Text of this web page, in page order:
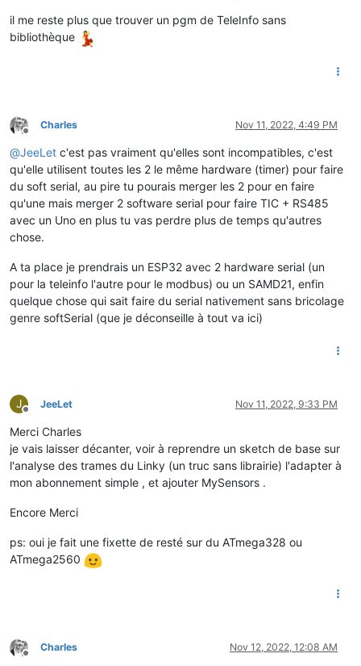
il me reste plus que trouver un pgm de TeleInfo sans
bibliothèque
Offline
Charles Nov 11, 2022, 4:49 PM
@JeeLet c'est pas vraiment qu'elles sont incompatibles, c'est
qu'elle utilisent toutes les 2 le même hardware (timer) pour faire
du soft serial, au pire tu pourais merger les 2 pour en faire
qu'une mais merger 2 software serial pour faire TIC + RS485
avec un Uno en plus tu vas perdre plus de temps qu'autres
chose.
A ta place je prendrais un ESP32 avec 2 hardware serial (un
pour la teleinfo l'autre pour le modbus) ou un SAMD21, enfin
quelque chose qui sait faire du serial nativement sans bricolage
genre softSerial (que je déconseille à tout va ici)
J
Offline
JeeLet Nov 11, 2022, 9:33 PM
Merci Charles
je vais laisser décanter, voir à reprendre un sketch de base sur
l'analyse des trames du Linky (un truc sans librairie) l'adapter à
mon abonnement simple , et ajouter MySensors .
Encore Merci
ps: oui je fait une fixette de resté sur du ATmega328 ou
ATmega2560
Offline
Charles Nov 12, 2022, 12:08 AM